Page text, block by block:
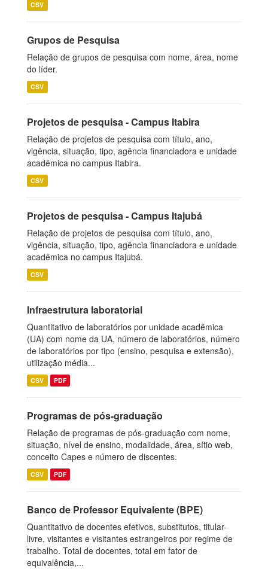
CSV
Grupos de Pesquisa
Relação de grupos de pesquisa com nome, área, nome
do líder.
CSV
Projetos de pesquisa - Campus Itabira
Relação de projetos de pesquisa com título, ano,
vigência, situação, tipo, agência financiadora e unidade
acadêmica no campus Itabira.
CSV
Projetos de pesquisa - Campus Itajubá
Relação de projetos de pesquisa com título, ano,
vigência, situação, tipo, agência financiadora e unidade
acadêmica no campus Itajubá.
CSV
Infraestrutura laboratorial
Quantitativo de laboratórios por unidade acadêmica
(UA) com nome da UA, número de laboratórios, número
de laboratórios por tipo (ensino, pesquisa e extensão),
utilização média...
CSV PDF
Programas de pós-graduação
Relação de programas de pós-graduação com nome,
situação, nível de ensino, modalidade, área, sítio web,
conceito Capes e número de discentes.
CSV PDF
Banco de Professor Equivalente (BPE)
Quantitativo de docentes efetivos, substitutos, titular-
livre, visitantes e visitantes estrangeiros por regime de
trabalho. Total de docentes, total em fator de
equivalência,...